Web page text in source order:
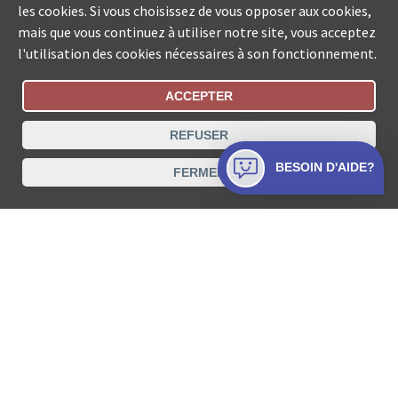
Statut De La Commande
Recherche des offices de Suisse
Protection des données Mentions légales
Conditions d’utilisation Contact
les cookies. Si vous choisissez de vous opposer aux cookies,
mais que vous continuez à utiliser notre site, vous acceptez
l'utilisation des cookies nécessaires à son fonctionnement.
ACCEPTER
REFUSER
FERMER BESOIN D'AIDE?